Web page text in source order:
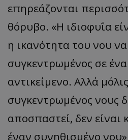
επηρεάζονται
θόρυβο. «Η ιδιοφυΐα
η ικανότητα του νου
συγκεντρωμένος σε
αντικείμενο. Αλλά
συγκεντρωμένος νους
αποσπαστεί, δεν είναι
έναν συνηθισμένο